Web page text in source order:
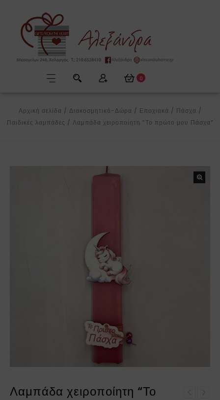
0
Αρχική σελίδα / Διακοσμητικά-Δώρα / Εποχιακά / Πάσχα /
Παιδικές λαμπάδες / Λαμπάδα χειροποίητη “Το πρώτο μου Πάσχα”
Λαμπάδα χειροποίητη “Το